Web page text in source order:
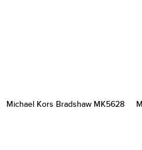
Michael Kors Bradshaw MK5628